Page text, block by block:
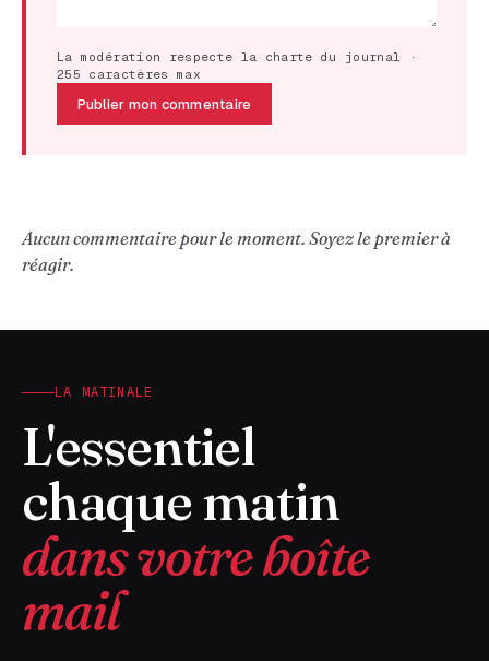
La modération respecte la charte du journal ·
255 caractères max
Publier mon commentaire
Aucun commentaire pour le moment. Soyez le premier à
réagir.
LA MATINALE
L'essentiel
chaque matin
dans votre boîte
mail